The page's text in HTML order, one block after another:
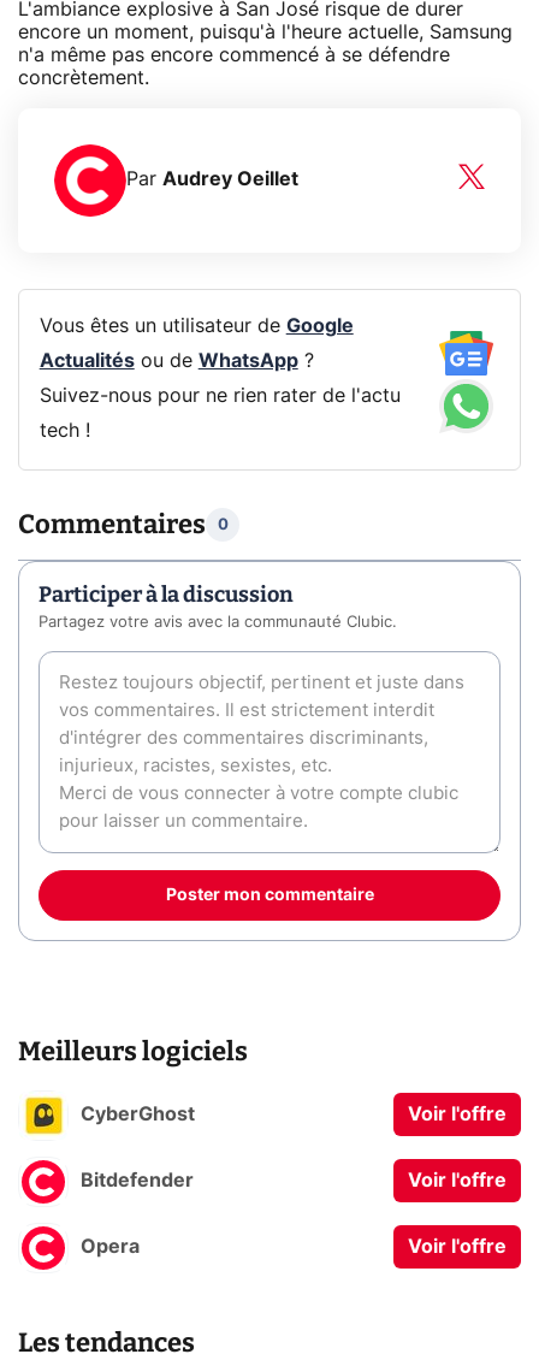
L'ambiance explosive à San José risque de durer
encore un moment, puisqu'à l'heure actuelle, Samsung
n'a même pas encore commencé à se défendre
concrètement.
Par Audrey Oeillet
Vous êtes un utilisateur de Google
Actualitésou de WhatsApp?
Suivez-nous pour ne rien rater de l'actu
tech !
Commentaires 0
Participer à la discussion
Partagez votre avis avec la communauté Clubic.
Poster mon commentaire
Meilleurs logiciels
CyberGhost Voir l'offre
Bitdefender Voir l'offre
Opera Voir l'offre
Les tendances